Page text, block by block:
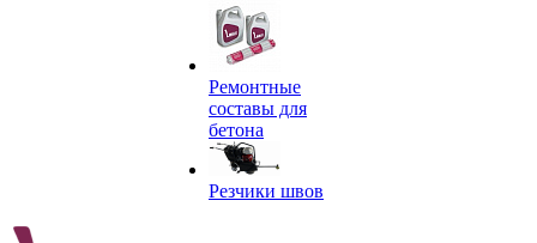
Ремонтные
составы для
бетона
Резчики швов